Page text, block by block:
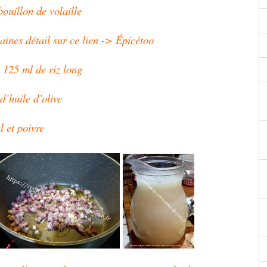
de volaille
détail sur ce lien -> Épicétoo
125 ml de riz long
d’olive
et poivre